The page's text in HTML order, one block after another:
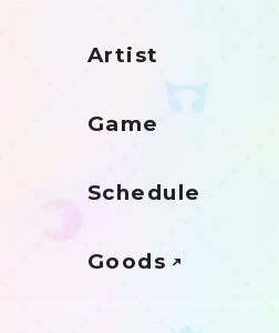
Artist
Game
Schedule
Goods